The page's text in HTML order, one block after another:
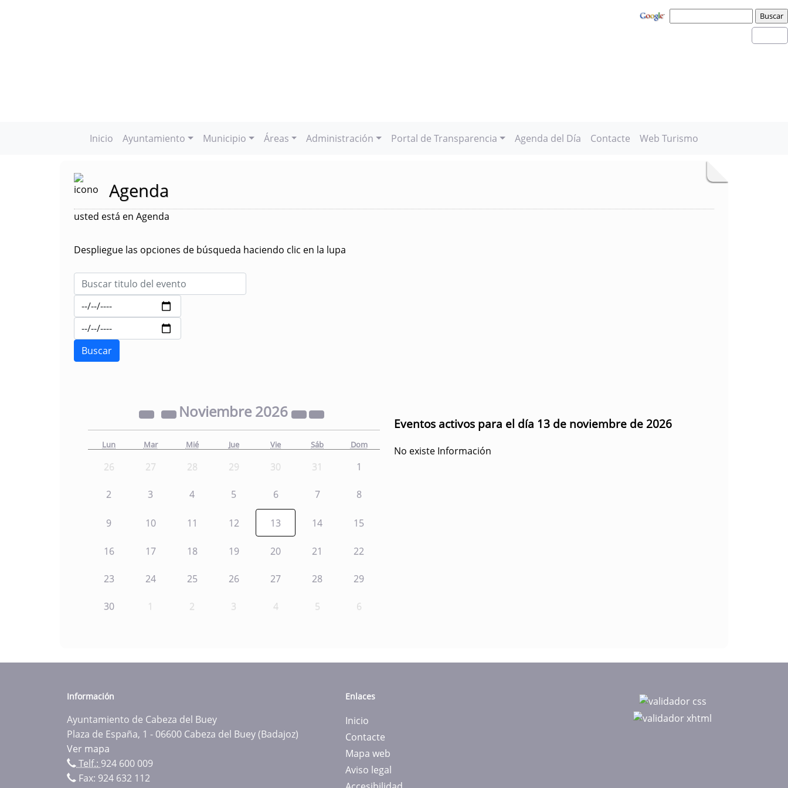
Inicio Ayuntamiento Municipio Áreas Administración Portal de Transparencia Agenda del Día Contacte Web Turismo
Agenda
usted está en Agenda
Despliegue las opciones de búsqueda haciendo clic en la lupa
Noviembre 2026
Lun Mar Mié Jue Vie Sáb Dom
26 27 28 29 30 31 1
2 3 4 5 6 7 8
9 10 11 12 13 14 15
16 17 18 19 20 21 22
23 24 25 26 27 28 29
30 1 2 3 4 5 6
Eventos activos para el día 13 de noviembre de 2026
No existe Información
Información
Ayuntamiento de Cabeza del Buey
Plaza de España, 1 - 06600 Cabeza del Buey (Badajoz)
Ver mapa
Telf.: 924 600 009
Fax: 924 632 112
Enlaces
Inicio
Contacte
Mapa web
Aviso legal